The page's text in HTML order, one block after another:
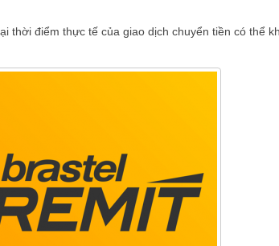
thời điểm thực tế của giao dịch chuyển tiền có thể